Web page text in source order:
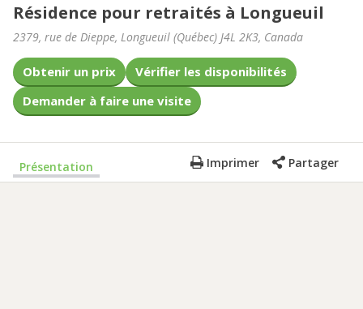
Résidence pour retraités à Longueuil
2379, rue de Dieppe, Longueuil (Québec) J4L 2K3, Canada
Obtenir un prix
Vérifier les disponibilités
Demander à faire une visite
Présentation Imprimer Partager